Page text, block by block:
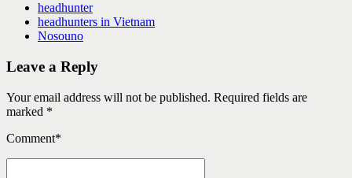
headhunter
headhunters in Vietnam
Nosouno
Leave a Reply
Your email address will not be published. Required fields are
marked *
Comment*